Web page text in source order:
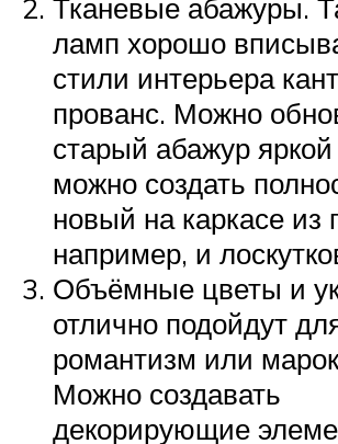
Тканевые абажуры.
ламп хорошо
стили интерьера
прованс. Можно
старый абажур
можно создать
новый на каркасе из
например, и
Объёмные цветы и
отлично подойдут
романтизм или
Можно создавать
декорирующие